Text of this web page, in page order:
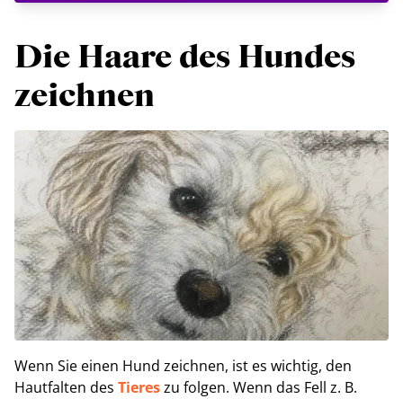
Die Haare des Hundes
zeichnen
Wenn Sie einen Hund zeichnen, ist es wichtig, den
Hautfalten des Tiereszu folgen. Wenn das Fell z. B.